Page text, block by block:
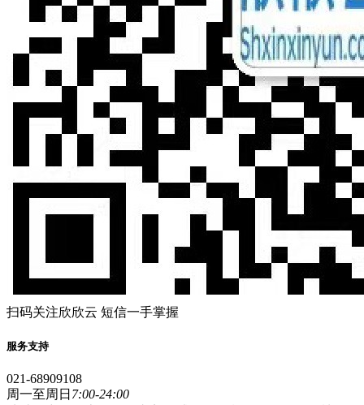
扫码关注欣欣云 短信一手掌握
服务支持
021-68909108
周一至周日 7:00-24:00